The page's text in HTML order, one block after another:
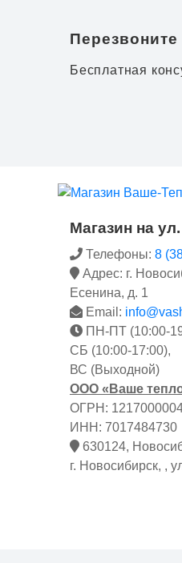
Перезвоните
Бесплатная
Магазин на
Телефоны: 8
Адрес: г.
Есенина, д. 1
Email:
ПН-ПТ (10:00-
СБ (10:00-17:00),
ВС (Выходной)
ООО «Ваше
ОГРН:
ИНН: 7017484730
630124,
г. Новосибирск, ,